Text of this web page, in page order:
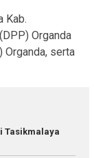
Kab.
Organda
Organda, serta
Tasikmalaya